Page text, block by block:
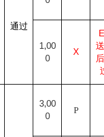
通过
1,00
0
X
3,00
0
P